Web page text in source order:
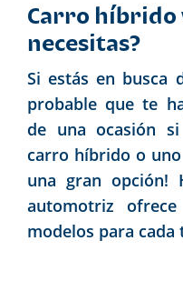
Carro híbrido
necesitas?
Si estás en busca
probable que te
de una ocasión
carro híbrido o uno
una gran opción!
automotriz
modelos para